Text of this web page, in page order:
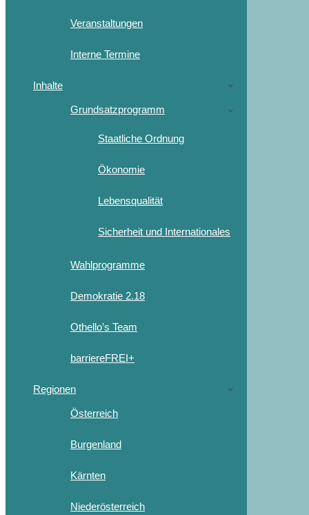
Veranstaltungen
Interne Termine
Inhalte
Grundsatzprogramm
Staatliche Ordnung
Ökonomie
Lebensqualität
Sicherheit und Internationales
Wahlprogramme
Demokratie 2.18
Othello’s Team
barriereFREI+
Regionen
Österreich
Burgenland
Kärnten
Niederösterreich